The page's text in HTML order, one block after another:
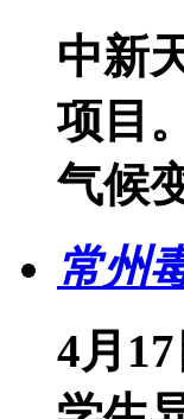
中新
项目
气候
常州
4月